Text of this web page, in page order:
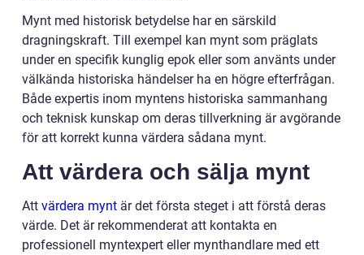
Mynt med historisk betydelse har en särskild
dragningskraft. Till exempel kan mynt som präglats
under en specifik kunglig epok eller som använts under
välkända historiska händelser ha en högre efterfrågan.
Både expertis inom myntens historiska sammanhang
och teknisk kunskap om deras tillverkning är avgörande
för att korrekt kunna värdera sådana mynt.
Att värdera och sälja mynt
Att värdera mynt är det första steget i att förstå deras
värde. Det är rekommenderat att kontakta en
professionell myntexpert eller mynthandlare med ett